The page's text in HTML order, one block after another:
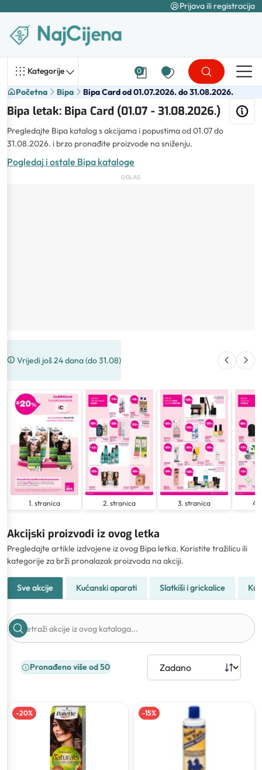
Prijava ili registracija
Kategorije 0
Početna Bipa Bipa Card od 01.07.2026. do 31.08.2026.
Bipa letak: Bipa Card (01.07 - 31.08.2026.)
Pregledajte Bipa katalog s akcijama i popustima od 01.07 do
31.08.2026. i brzo pronađite proizvode na sniženju.
Pogledaj i ostale Bipa kataloge
OGLAS
Vrijedi još 24 dana (do 31.08)
1. stranica 2. stranica 3. stranica 4.
Akcijski proizvodi iz ovog letka
Pregledajte artikle izdvojene iz ovog Bipa letka. Koristite tražilicu ili
kategorije za brži pronalazak proizvoda na akciji.
Sve akcije Kućanski aparati Slatkiši i grickalice
Pronađeno više od 50
-20% -15%